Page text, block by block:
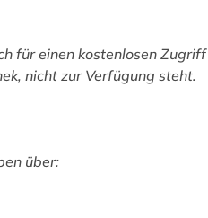
für einen kostenlosen Zugriff
nicht zur Verfügung steht.
über: